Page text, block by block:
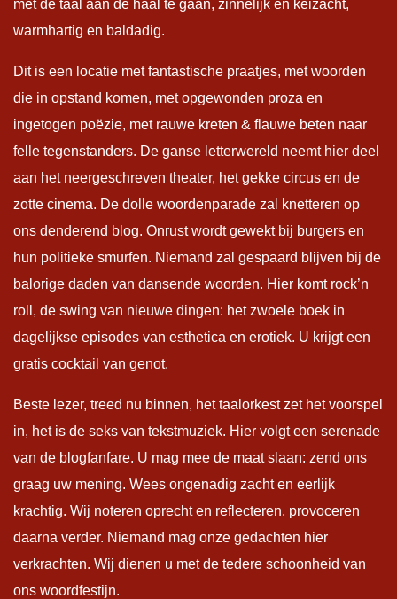
met de taal aan de haal te gaan, zinnelijk en keizacht,
warmhartig en baldadig.
Dit is een locatie met fantastische praatjes, met woorden
die in opstand komen, met opgewonden proza en
ingetogen poëzie, met rauwe kreten & flauwe beten naar
felle tegenstanders. De ganse letterwereld neemt hier deel
aan het neergeschreven theater, het gekke circus en de
zotte cinema. De dolle woordenparade zal knetteren op
ons denderend blog. Onrust wordt gewekt bij burgers en
hun politieke smurfen. Niemand zal gespaard blijven bij de
balorige daden van dansende woorden. Hier komt rock’n
roll, de swing van nieuwe dingen: het zwoele boek in
dagelijkse episodes van esthetica en erotiek. U krijgt een
gratis cocktail van genot.
Beste lezer, treed nu binnen, het taalorkest zet het voorspel
in, het is de seks van tekstmuziek. Hier volgt een serenade
van de blogfanfare. U mag mee de maat slaan: zend ons
graag uw mening. Wees ongenadig zacht en eerlijk
krachtig. Wij noteren oprecht en reflecteren, provoceren
daarna verder. Niemand mag onze gedachten hier
verkrachten. Wij dienen u met de tedere schoonheid van
ons woordfestijn.